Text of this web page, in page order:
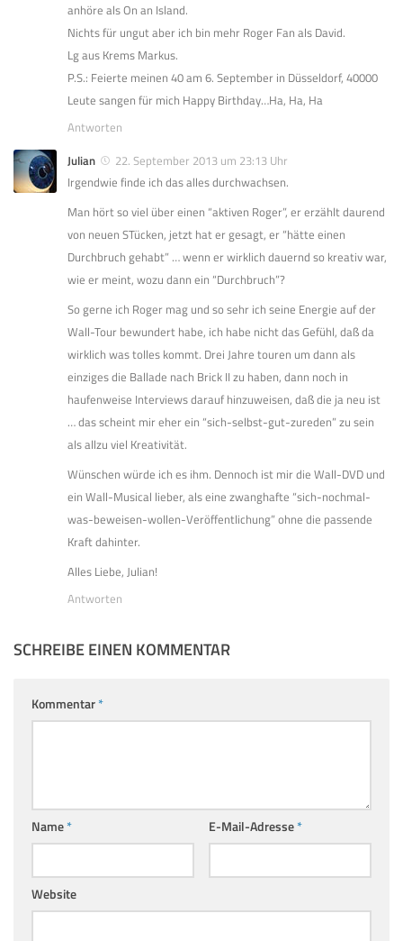
anhöre als On an Island.
Nichts für ungut aber ich bin mehr Roger Fan als David.
Lg aus Krems Markus.
P.S.: Feierte meinen 40 am 6. September in Düsseldorf, 40000
Leute sangen für mich Happy Birthday…Ha, Ha, Ha
Antworten
Julian
22. September 2013 um 23:13 Uhr
Irgendwie finde ich das alles durchwachsen.
Man hört so viel über einen “aktiven Roger”, er erzählt daurend
von neuen STücken, jetzt hat er gesagt, er “hätte einen
Durchbruch gehabt” … wenn er wirklich dauernd so kreativ war,
wie er meint, wozu dann ein “Durchbruch”?
So gerne ich Roger mag und so sehr ich seine Energie auf der
Wall-Tour bewundert habe, ich habe nicht das Gefühl, daß da
wirklich was tolles kommt. Drei Jahre touren um dann als
einziges die Ballade nach Brick II zu haben, dann noch in
haufenweise Interviews darauf hinzuweisen, daß die ja neu ist
… das scheint mir eher ein “sich-selbst-gut-zureden” zu sein
als allzu viel Kreativität.
Wünschen würde ich es ihm. Dennoch ist mir die Wall-DVD und
ein Wall-Musical lieber, als eine zwanghafte “sich-nochmal-
was-beweisen-wollen-Veröffentlichung” ohne die passende
Kraft dahinter.
Alles Liebe, Julian!
Antworten
SCHREIBE EINEN KOMMENTAR
Kommentar*
Name* E-Mail-Adresse*
Website